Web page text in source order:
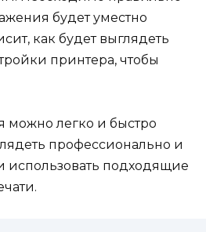
будет уместно
как будет выглядеть
принтера, чтобы
легко и быстро
профессионально и
использовать подходящие